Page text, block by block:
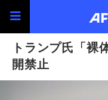
トランプ氏「裸
開禁止